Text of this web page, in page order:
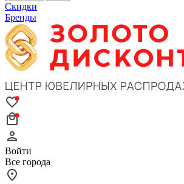
Скидки
Бренды
Войти
Все города